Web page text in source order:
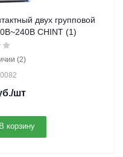
двух групповой
CHINT (1)
(2)
/шт
В корзину